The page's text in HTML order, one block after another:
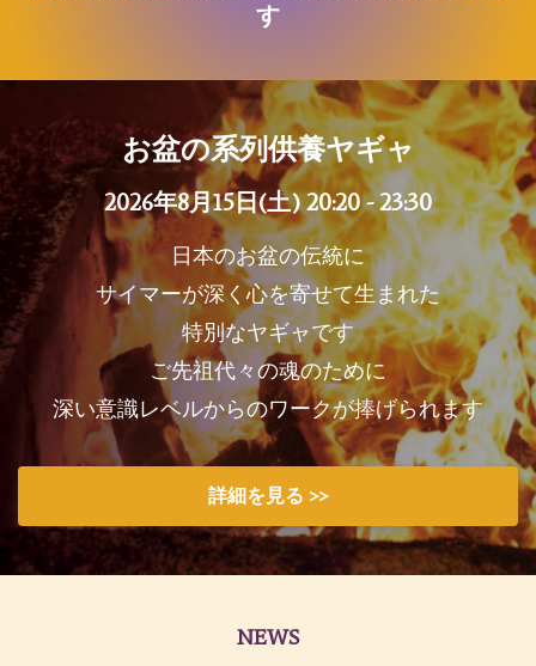
す
お盆の系列供養ヤギャ
2026年8月15日(土) 20:20 - 23:30
日本のお盆の伝統に
サイマーが深く心を寄せて生まれた
特別なヤギャです
ご先祖代々の魂のために
深い意識レベルからのワークが捧げられます
詳細を見る >>
NEWS